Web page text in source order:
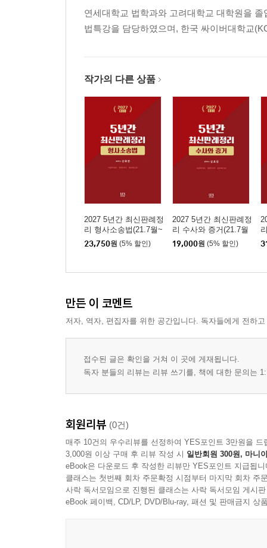
21. 배임의 죄 _ 472
22. 장물의 죄 _ 530
25. 공안을 해하는 죄 _ 601
27. 방화와 실화의 죄 _ 614
28. 일수와 수리에 관한 죄 _ 633
29. 교통방해의 죄 _ 634
30. 통화에 관한 죄 _ 645
31. 유가증권ㆍ인지와 우표에 관한 죄 _ 650
33. 인장에 관한 죄 _ 728
34. 먹는 물에 관한 죄 _ 732
35. 아편에 관한 죄 _ 735
36. 성풍속에 관한 죄 _ 736
39. 내란의 죄 _ 756
40. 외환의 죄 _ 761
41. 국기에 관한 죄 _ 765
43. 공무원의 직무에 관한 죄 _ 769
44. 공무방해에 관한 죄 _ 843
47. 무고의 죄 _ 920
연세대학교 법학과와 고려대학교 대학원을
법특강을 담당하였으며, 한국 싸이버대학교
작가의 다른 상품
2027 5년간 최신판례정
리 형사소송법(21.7월~
26.6월)
23,750원 (5% 할인)
2027 5년간 최신판례정
리 수사와 증거(21.7월
~26.6월)
19,000원 (5% 할인)
만든 이 코멘트
저자, 역자, 편집자를 위한 공간입니다. 독자들에게 전하
접수된 글은 확인을 거쳐 이 곳에 게재됩니다.
독자 분들의 리뷰는 리뷰 쓰기를, 책에 대한 문의는
회원리뷰 (0건)
매주 10건의 우수리뷰를 선정하여 YES포인트 3만원을 드
3,000원 이상 구매 후 리뷰 작성 시 일반회원 300원, 마니
eBook은 다운로드 후 작성한 리뷰만 YES포인트 지급됩니
클래스는 첫번째 회차 주문확정 시점부터 마지막 회차 주
사락 독서모임으로 진행된 클래스는 사락 독서모임 게시
eBook 페이백, CD/LP, DVD/Blu-ray, 패션 및 판매금지 상